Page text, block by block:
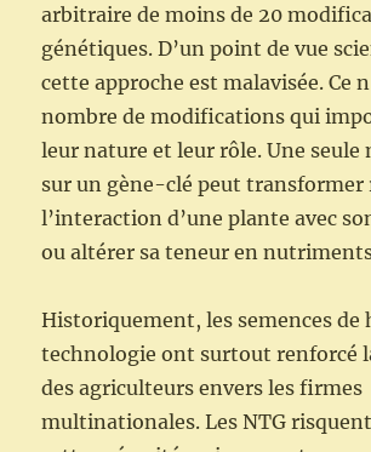
arbitraire de moins de 20
génétiques. D’un point de vue
cette approche est malavisée. Ce
nombre de modifications qui
leur nature et leur rôle. Une
sur un gène-clé peut transformer
l’interaction d’une plante avec
ou altérer sa teneur en
Historiquement, les semences de
technologie ont surtout renforcé
des agriculteurs envers les firmes
multinationales. Les NTG